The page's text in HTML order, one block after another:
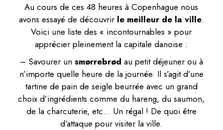
Au cours de ces 48 heures à Copenhague nous
avons essayé de découvrir le meilleur de la ville.
Voici une liste des « incontournables » pour
apprécier pleinement la capitale danoise :
– Savourer un smørrebrød au petit déjeuner ou à
n’importe quelle heure de la journée. Il s’agit d’une
tartine de pain de seigle beurrée avec un grand
choix d’ingrédients comme du hareng, du saumon,
de la charcuterie, etc… Un régal ! De quoi être
d’attaque pour visiter la ville.